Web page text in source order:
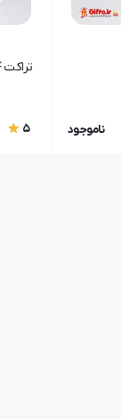
ناموجود
تراکت B4 تحریر 5000 تایی
5